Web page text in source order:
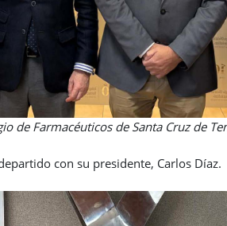
de Santa Cruz de
con su presidente, Carlos Díaz.